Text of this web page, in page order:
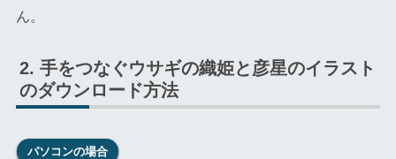
ん。
手をつなぐウサギの織姫と彦星のイラスト
のダウンロード方法
パソコンの場合